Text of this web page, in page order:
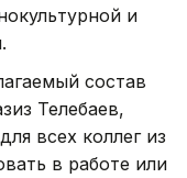
и
состав
Телебаев,
всех коллег из
в работе или